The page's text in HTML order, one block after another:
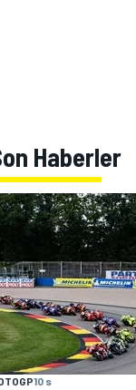
Haberler
10 s